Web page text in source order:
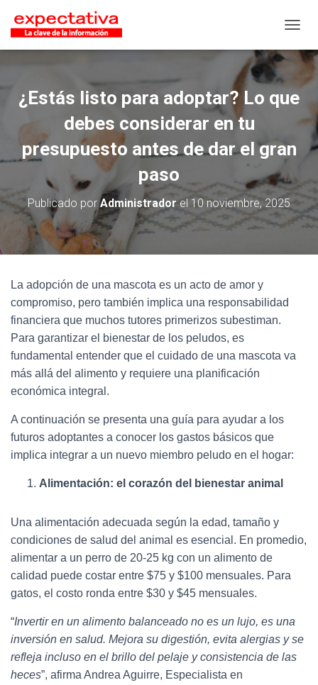
¿Estás listo para adoptar? Lo que
debes considerar en tu
presupuesto antes de dar el gran
paso
Publicado porAdministradorel 10 noviembre, 2025
La adopción de una mascota es un acto de amor y
compromiso, pero también implica una responsabilidad
financiera que muchos tutores primerizos subestiman.
Para garantizar el bienestar de los peludos, es
fundamental entender que el cuidado de una mascota va
más allá del alimento y requiere una planificación
económica integral.
A continuación se presenta una guía para ayudar a los
futuros adoptantes a conocer los gastos básicos que
implica integrar a un nuevo miembro peludo en el hogar:
Alimentación: el corazón del bienestar animal
Una alimentación adecuada según la edad, tamaño y
condiciones de salud del animal es esencial. En promedio,
alimentar a un perro de 20-25 kg con un alimento de
calidad puede costar entre $75 y $100 mensuales. Para
gatos, el costo ronda entre $30 y $45 mensuales.
“Invertir en un alimento balanceado no es un lujo, es una
inversión en salud. Mejora su digestión, evita alergias y se
refleja incluso en el brillo del pelaje y consistencia de las
heces”, afirma Andrea Aguirre, Especialista en